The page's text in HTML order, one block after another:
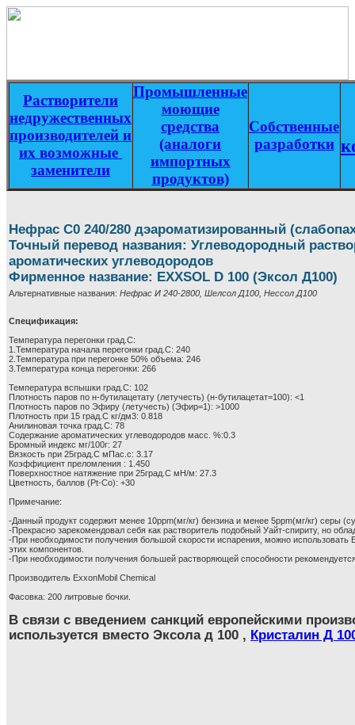
Растворители
недружественных
производителей и
их возможные
заменители
Промышленные
моющие
средства
(аналоги
импортных
продуктов)
Собственные
разработки
Нефрас С0 240/280 дэароматизированный
Точный перевод названия: Углеводородный
ароматических углеводородов
Фирменное название: EXXSOL D 100 (Эксол Д100)
Альтернативные названия: Нефрас И 240-2800, Шелсол Д100, Нессол Д100
Спецификация:
Температура перегонки град.С:
1.Температура начала перегонки град.С: 240
2.Температура при перегонке 50% объема: 246
3.Температура конца перегонки: 266
Температура вспышки град.С: 102
Плотность паров по н-бутилацетату (летучесть) (н-бутилацетат=100): <1
Плотность паров по Эфиру (летучесть) (Эфир=1): >1000
Плотность при 15 град.С кг/дм3: 0.818
Анилиновая точка град.С: 78
Содержание ароматических углеводородов масс. %:0.3
Бромный индекс мг/100г: 27
Вязкость при 25град.С мПас.с: 3.17
Коэффициент преломления : 1.450
Поверхностное натяжение при 25град.С мН/м: 27.3
Цветность, баллов (Pt-Co): +30
Примечание:
-Данный продукт содержит менее 10ppm(мг/кг) бензина и менее 5ppm(мг/кг) серы
-Прекрасно зарекомендовал себя как растворитель подобный Уайт-спириту, но
-При необходимости получения большой скорости испарения, можно использовать
этих компонентов.
-При необходимости получения большей растворяющей способности
Производитель ExxonMobil Chemical
Фасовка: 200 литровые бочки.
В связи с введением санкций европейскими
используется вместо Эксола д 100 , Кристалин Д